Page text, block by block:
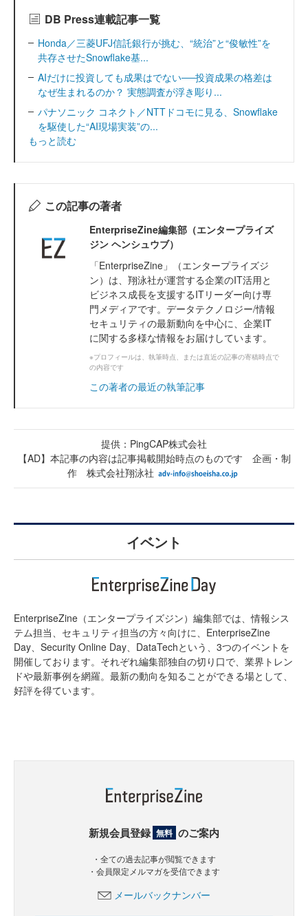
DB Press連載記事一覧
Honda／三菱UFJ信託銀行が挑む、“統治”と“俊敏性”を
共存させたSnowflake基...
AIだけに投資しても成果はでない──投資成果の格差は
なぜ生まれるのか？ 実態調査が浮き彫り...
パナソニック コネクト／NTTドコモに見る、Snowflake
を駆使した“AI現場実装”の...
もっと読む
この記事の著者
EnterpriseZine編集部（エンタープライズ
ジン ヘンシュウブ）
「EnterpriseZine」（エンタープライズジ
ン）は、翔泳社が運営する企業のIT活用と
ビジネス成長を支援するITリーダー向け専
門メディアです。データテクノロジー/情報
セキュリティの最新動向を中心に、企業IT
に関する多様な情報をお届けしています。
※プロフィールは、執筆時点、または直近の記事の寄稿時点で
の内容です
この著者の最近の執筆記事
提供：PingCAP株式会社
【AD】本記事の内容は記事掲載開始時点のものです 企画・制
作 株式会社翔泳社
イベント
EnterpriseZine（エンタープライズジン）編集部では、情報シス
テム担当、セキュリティ担当の方々向けに、EnterpriseZine
Day、Security Online Day、DataTechという、3つのイベントを
開催しております。それぞれ編集部独自の切り口で、業界トレン
ドや最新事例を網羅。最新の動向を知ることができる場として、
好評を得ています。
新規会員登録 無料 のご案内
・全ての過去記事が閲覧できます
・会員限定メルマガを受信できます
メールバックナンバー